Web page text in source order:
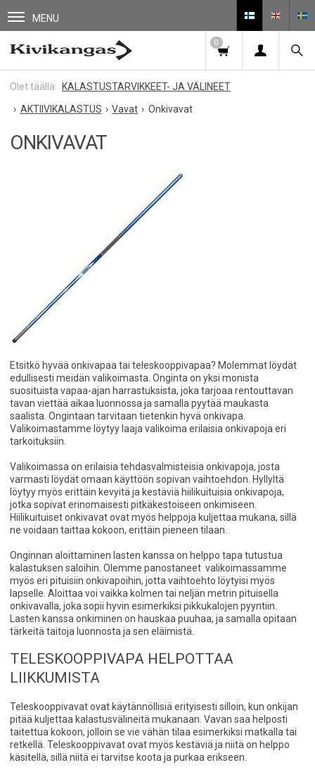
MENU
0
KALASTUSTARVIKKEET- JA VÄLINEET
AKTIIVIKALASTUS
Vavat Onkivavat
ONKIVAVAT
Etsitkö hyvää onkivapaa tai teleskooppivapaa? Molemmat löydät
edullisesti meidän valikoimasta. Onginta on yksi monista
suosituista vapaa-ajan harrastuksista, joka tarjoaa rentouttavan
tavan viettää aikaa luonnossa ja samalla pyytää maukasta
saalista. Ongintaan tarvitaan tietenkin hyvä onkivapa.
Valikoimastamme löytyy laaja valikoima erilaisia onkivapoja eri
tarkoituksiin.
Valikoimassa on erilaisia tehdasvalmisteisia onkivapoja, josta
varmasti löydät omaan käyttöön sopivan vaihtoehdon. Hyllyltä
löytyy myös erittäin kevyitä ja kestäviä hiilikuituisia onkivapoja,
jotka sopivat erinomaisesti pitkäkestoiseen onkimiseen.
Hiilikuituiset onkivavat ovat myös helppoja kuljettaa mukana, sillä
ne voidaan taittaa kokoon, erittäin pieneen tilaan.
Onginnan aloittaminen lasten kanssa on helppo tapa tutustua
kalastuksen saloihin. Olemme panostaneet valikoimassamme
myös eri pituisiin onkivapoihin, jotta vaihtoehto löytyisi myös
lapselle. Aloittaa voi vaikka kolmen tai neljän metrin pituisella
onkivavalla, joka sopii hyvin esimerkiksi pikkukalojen pyyntiin.
Lasten kanssa onkiminen on hauskaa puuhaa, ja samalla opitaan
tärkeitä taitoja luonnosta ja sen eläimistä.
TELESKOOPPIVAPA HELPOTTAA
LIIKKUMISTA
Teleskooppivavat ovat käytännöllisiä erityisesti silloin, kun onkijan
pitää kuljettaa kalastusvälineitä mukanaan. Vavan saa helposti
taitettua kokoon, jolloin se vie vähän tilaa esimerkiksi matkalla tai
retkellä. Teleskooppivavat ovat myös kestäviä ja niitä on helppo
käsitellä, sillä niitä ei tarvitse koota ja purkaa erikseen.